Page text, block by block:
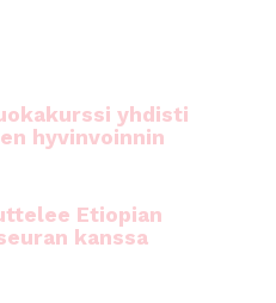
yhdisti
hyvinvoinnin
Etiopian
kanssa